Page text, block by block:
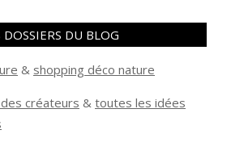
DOSSIERS DU BLOG
& shopping déco nature
créateurs & toutes les idées